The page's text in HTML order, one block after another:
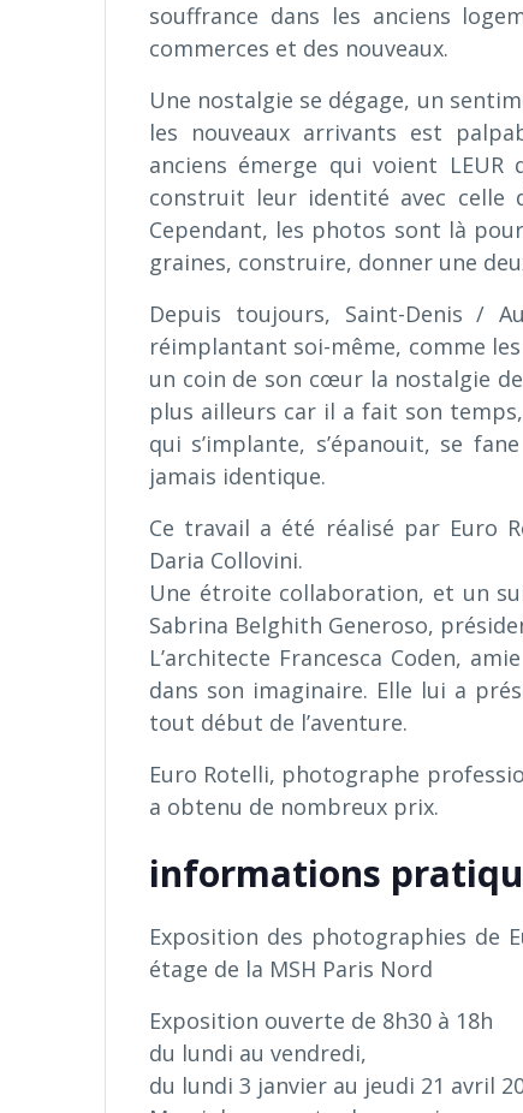
souffrance dans les anciens
commerces et des nouveaux.
Une nostalgie se dégage, un
les nouveaux arrivants est
anciens émerge qui voient
construit leur identité avec celle
Cependant, les photos sont là
graines, construire, donner une
Depuis toujours, Saint-Denis /
réimplantant soi-même, comme
un coin de son cœur la nostalgie
plus ailleurs car il a fait son
qui s’implante, s’épanouit, se
jamais identique.
Ce travail a été réalisé par Euro
Daria Collovini.
Une étroite collaboration, et un
Sabrina Belghith Generoso,
L’architecte Francesca Coden,
dans son imaginaire. Elle lui a
tout début de l’aventure.
Euro Rotelli, photographe
a obtenu de nombreux prix.
informations
Exposition des photographies de
étage de la MSH Paris Nord
Exposition ouverte de 8h30 à 18h
du lundi au vendredi,
du lundi 3 janvier au jeudi 21 avril